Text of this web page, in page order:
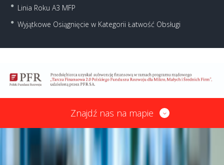
Linia Roku A3 MFP
Wyjątkowe Osiągnięcie w Kategorii Łatwość Obsługi
Znajdź nas na mapie